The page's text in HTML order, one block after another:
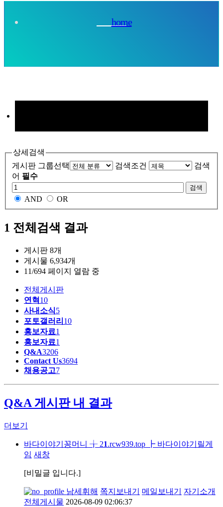
home
사업분야
사이버홍보
고객센터
채용정보
이용안내
상세검색
게시판 그룹선택
검색조건
검색
어 필수
검색
AND OR
1 전체검색 결과
게시판 8개
게시물 6,934개
11/694 페이지 열람 중
전체게시판
연혁 10
사내소식5
포토갤러리 10
홍보자료1
홍보자료1
Q&A3206
Contact Us3694
채용공고7
Q&A 게시판 내 결과
더보기
바다이야기꽁머니 ╁ 21.rcw939.top ┣ 바다이야기릴게
임 새창
[비밀글 입니다.]
남세휘해 쪽지보내기 메일보내기
자기소개
전체게시물 2026-08-09 02:06:37